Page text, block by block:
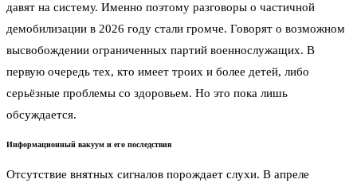
давят на систему. Именно поэтому разговоры о частичной
демобилизации в 2026 году стали громче. Говорят о возможном
высвобождении ограниченных партий военнослужащих. В
первую очередь тех, кто имеет троих и более детей, либо
серьёзные проблемы со здоровьем. Но это пока лишь
обсуждается.
Информационный вакуум и его последствия
Отсутствие внятных сигналов порождает слухи. В апреле